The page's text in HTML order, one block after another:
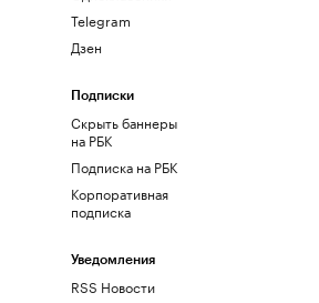
Telegram
Дзен
Подписки
Скрыть баннеры
на РБК
Подписка на РБК
Корпоративная
подписка
Уведомления
RSS Новости